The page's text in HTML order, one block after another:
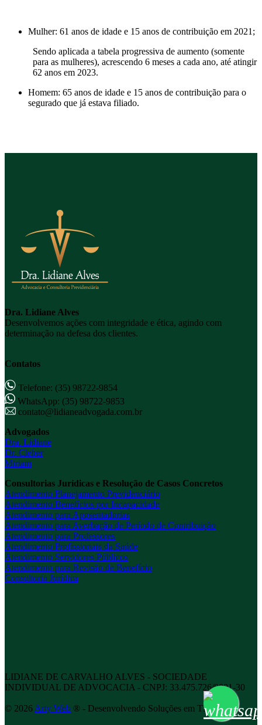
Mulher: 61 anos de idade e 15 anos de contribuição em 2021;
Sendo aplicada a tabela progressiva de aumento (somente
para as mulheres), acrescendo 6 meses a cada ano, até atingir
62 anos em 2023.
Homem: 65 anos de idade e 15 anos de contribuição para o
segurado que já estava filiado.
Dra. Lidiane Alves
Desenvolvemos ações com integridade e ética, agindo com
determinação na defesa dos clientes.
Contatos
Telefone: (35) 98722-9854
WhatsApp: (35) 98722-9853
contato@lidianeadvogada.com.br
Advogados
Dra. Lidiane
Dr. Cleber
Miriam
Consultorias Jurídicas e Resolução de Casos Concretos
Atendimento Planejamento Previdenciário
Atendimento Benefícios por Incapacidade
Atendimento para Aposentadorias
Atendimento para Averbação de Período de Contribuição
Atendimento para Professores
Atendimento Profissionais da Saúde
Atendimento Servidores Públicos
Atendimento para Revisão de Benefício
Consultoria Jurídica
LIDIANE DE CARVALHO ALVES - SOCIEDADE
INDIVIDUAL DE ADVOCACIA - CNPJ: 33.475.726/0001-30
© 2026 Arty Web ® - Desenvolvendo Soluções em TI